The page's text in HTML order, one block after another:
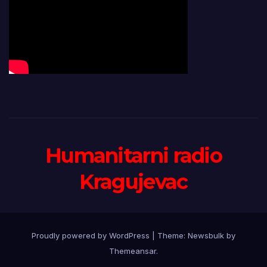
Humanitarni radio
Kragujevac
Proudly powered by WordPress Theme: Newsbulk by
Themeansar.